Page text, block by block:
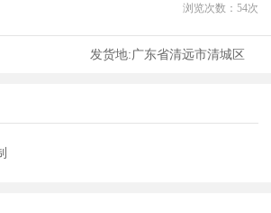
浏览次数： 54次
发货地:广东省清远市清城区